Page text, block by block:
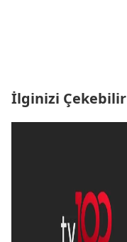
İlginizi Çekebilir